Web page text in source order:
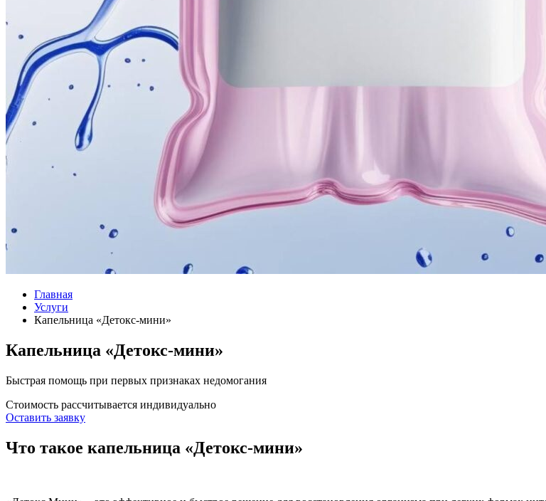
Главная
Услуги
Капельница «Детокс-мини»
Капельница «Детокс-мини»
Быстрая помощь при первых признаках недомогания
Стоимость рассчитывается индивидуально
Оставить заявку
Что такое капельница «Детокс-мини»